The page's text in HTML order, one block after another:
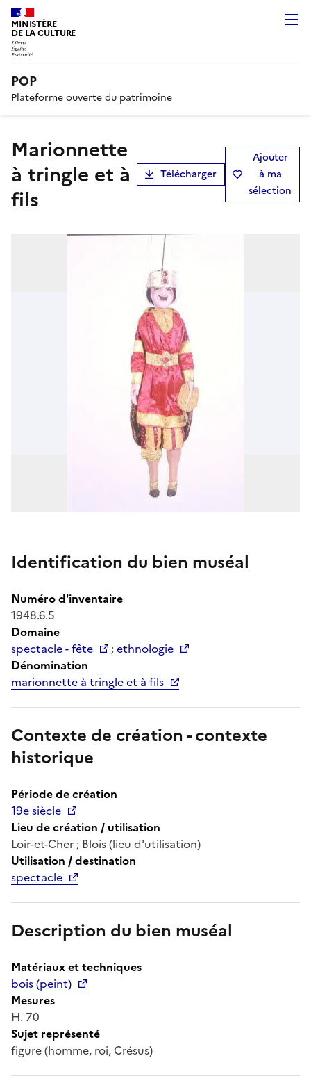
MINISTÈRE
DE LA CULTURE
POP
Plateforme ouverte du patrimoine
marionnette
à tringle et à
fils
Télécharger
Ajouter
à ma
sélection
Identification du bien muséal
Numéro d'inventaire
1948.6.5
Domaine
spectacle - fête
;ethnologie
Dénomination
marionnette à tringle et à fils
Contexte de création - contexte
historique
Période de création
19e siècle
Lieu de création / utilisation
Loir-et-Cher ; Blois (lieu d'utilisation)
Utilisation / destination
spectacle
Description du bien muséal
Matériaux et techniques
bois (peint)
Mesures
H. 70
Sujet représenté
figure (homme, roi, Crésus)